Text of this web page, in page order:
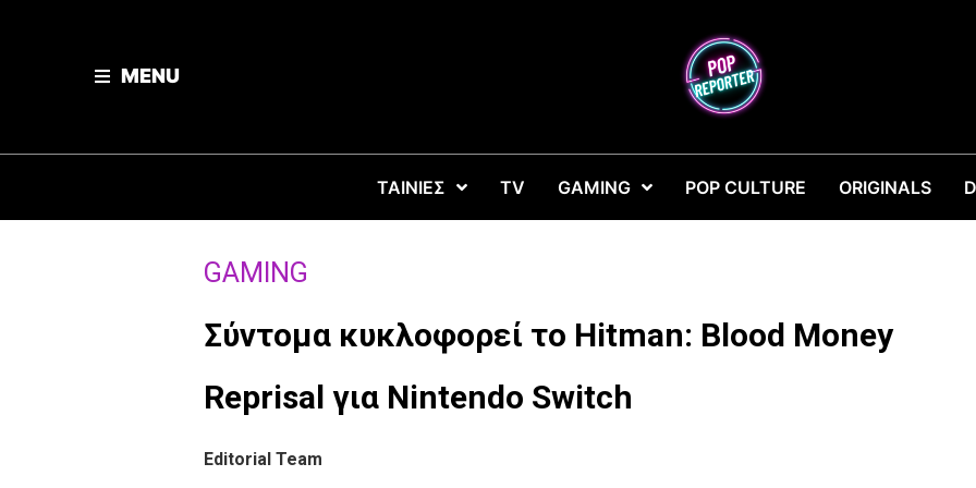
MENU
ΤΑΙΝΙΕΣ TV GAMING POP CULTURE ORIGINALS
GAMING
Σύντομα κυκλοφορεί το Hitman: Blood Money
Reprisal για Nintendo Switch
Editorial Team